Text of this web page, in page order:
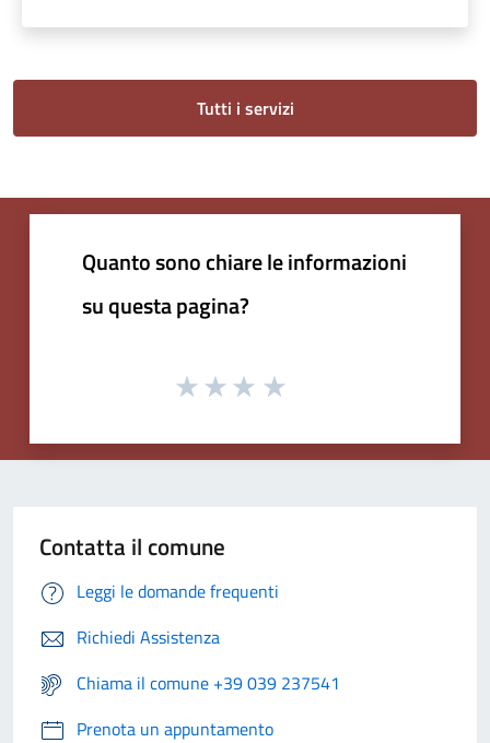
Tutti i servizi
Quanto sono chiare le informazioni
su questa pagina?
Contatta il comune
Leggi le domande frequenti
Richiedi Assistenza
Chiama il comune +39 039 237541
Prenota un appuntamento